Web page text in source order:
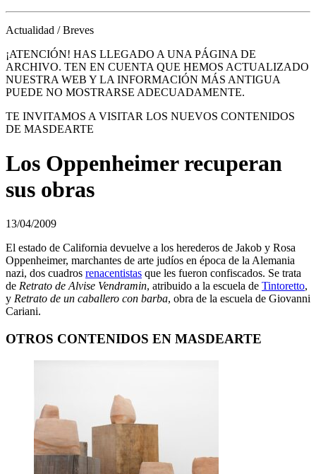
Actualidad / Breves
¡ATENCIÓN! HAS LLEGADO A UNA PÁGINA DE
ARCHIVO. TEN EN CUENTA QUE HEMOS ACTUALIZADO
NUESTRA WEB Y LA INFORMACIÓN MÁS ANTIGUA
PUEDE NO MOSTRARSE ADECUADAMENTE.
TE INVITAMOS A VISITAR LOS NUEVOS CONTENIDOS
DE MASDEARTE
Los Oppenheimer recuperan
sus obras
13/04/2009
El estado de California devuelve a los herederos de Jakob y Rosa
Oppenheimer, marchantes de arte judíos en época de la Alemania
nazi, dos cuadros renacentistas que les fueron confiscados. Se trata
de Retrato de Alvise Vendramin, atribuido a la escuela de Tintoretto,
y Retrato de un caballero con barba, obra de la escuela de Giovanni
Cariani.
OTROS CONTENIDOS EN MASDEARTE